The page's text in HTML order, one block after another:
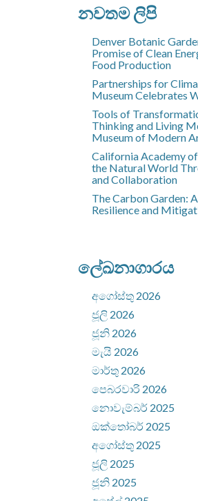
නවතම ලිපි
Denver Botanic
Promise of Clean
Food Production
Partnerships for
Museum Celebrates
Tools of
Thinking and Living
Museum of Modern
California Academy
the Natural World
and Collaboration
The Carbon Garden:
Resilience and
ලේඛනාගාරය
අගෝස්තු 2026
ජූලි 2026
ජූනි 2026
මැයි 2026
මාර්තු 2026
පෙබරවාරි 2026
නොවැම්බර් 2025
ඔක්තෝබර් 2025
අගෝස්තු 2025
ජූලි 2025
ජූනි 2025